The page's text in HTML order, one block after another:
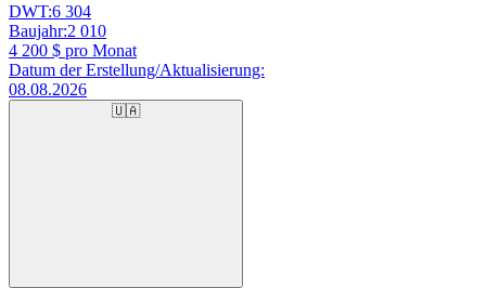
DWT:6 304
Baujahr:2 010
4 200 $ pro Monat
Datum der Erstellung/Aktualisierung:
08.08.2026
🇺🇦